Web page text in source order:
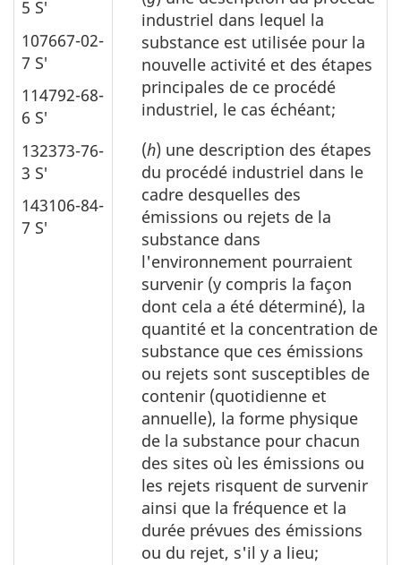
5 S′
107667-02-
7 S′
114792-68-
6 S′
132373-76-
3 S′
143106-84-
7 S′
industriel dans lequel la
substance est utilisée pour la
nouvelle activité et des étapes
principales de ce procédé
industriel, le cas échéant;
(h) une description des étapes
du procédé industriel dans le
cadre desquelles des
émissions ou rejets de la
substance dans
l'environnement pourraient
survenir (y compris la façon
dont cela a été déterminé), la
quantité et la concentration de
substance que ces émissions
ou rejets sont susceptibles de
contenir (quotidienne et
annuelle), la forme physique
de la substance pour chacun
des sites où les émissions ou
les rejets risquent de survenir
ainsi que la fréquence et la
durée prévues des émissions
ou du rejet, s'il y a lieu;